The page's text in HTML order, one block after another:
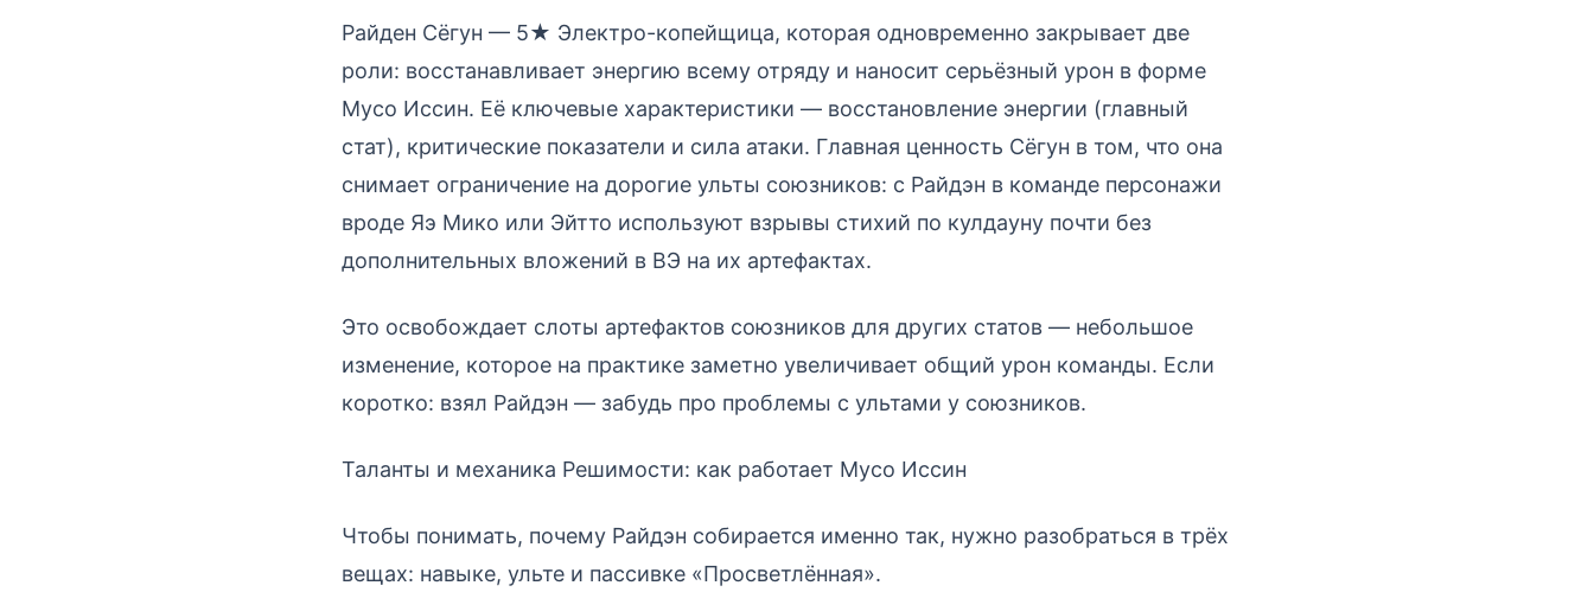
Райден Сёгун — 5★ Электро-копейщица, которая одновременно закрывает две
роли: восстанавливает энергию всему отряду и наносит серьёзный урон в форме
Мусо Иссин. Её ключевые характеристики — восстановление энергии (главный
стат), критические показатели и сила атаки. Главная ценность Сёгун в том, что она
снимает ограничение на дорогие ульты союзников: с Райдэн в команде персонажи
вроде Яэ Мико или Эйтто используют взрывы стихий по кулдауну почти без
дополнительных вложений в ВЭ на их артефактах.
Это освобождает слоты артефактов союзников для других статов — небольшое
изменение, которое на практике заметно увеличивает общий урон команды. Если
коротко: взял Райдэн — забудь про проблемы с ультами у союзников.
Таланты и механика Решимости: как работает Мусо Иссин
Чтобы понимать, почему Райдэн собирается именно так, нужно разобраться в трёх
вещах: навыке, ульте и пассивке «Просветлённая».